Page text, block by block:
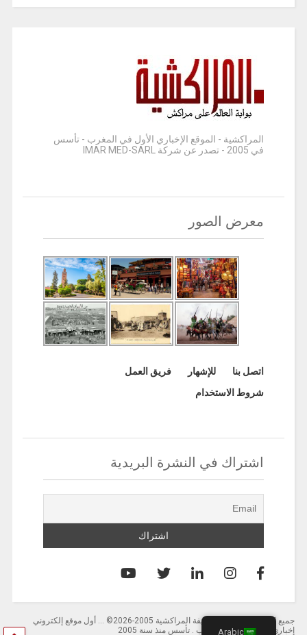
المراكشية - الموقع الإخباري الأول في المغرب - تأسس
في 2005 - تصدر عن شركة IMAR MED-SARL
معرض الصور
اتصل بنا للإشهار
فريق العمل
شروط الاستخدام
اشتراك في النشرة البريدية
جميع الحقوق محفوظة لصحيفة المراكشية 2005-2026© … أول موقع إلكتروني
إخباري باللغة العربية بالمغرب . تأسس منذ سنة 2005
Arabic